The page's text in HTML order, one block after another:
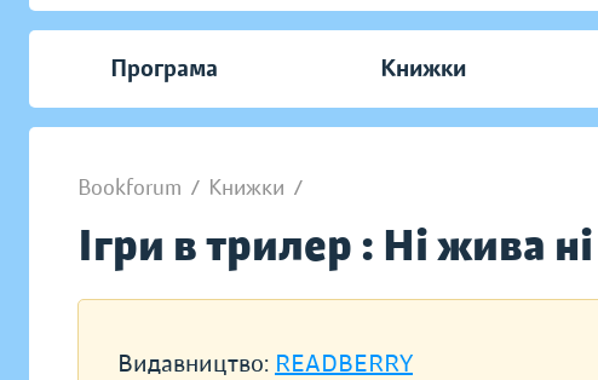
Програма Книжки
Bookforum / Книжки /
Ігри в трилер : Ні жива
Видавництво: READBERRY